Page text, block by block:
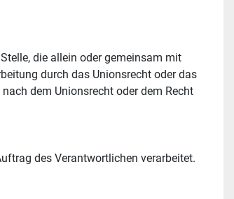
die allein oder gemeinsam mit
durch das Unionsrecht oder das
dem Unionsrecht oder dem Recht
des Verantwortlichen verarbeitet.